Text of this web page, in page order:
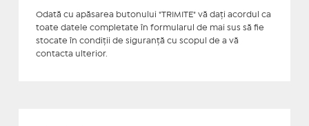
Odată cu apăsarea butonului "TRIMITE" vă daţi acordul ca
toate datele completate în formularul de mai sus să fie
stocate în condiţii de siguranţă cu scopul de a vă
contacta ulterior.